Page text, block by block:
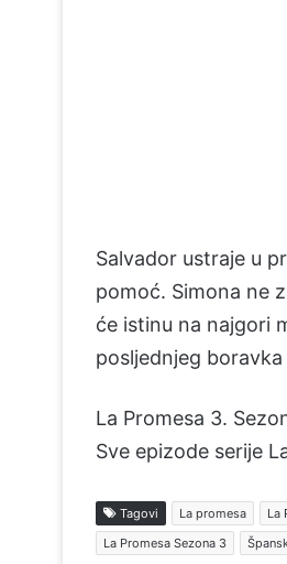
Salvador ustraje u
pomoć. Simona ne
će istinu na najgori
posljednjeg
La Promesa 3.
Sve epizode serije
Tagovi La promesa La
La Promesa Sezona 3